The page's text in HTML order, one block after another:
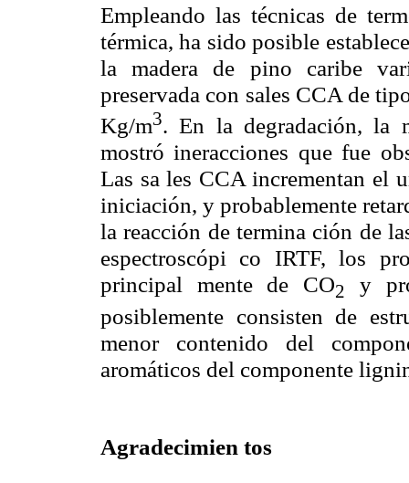
Empleando las técnicas de
térmica, ha sido posible
la madera de pino caribe
preservada con sales CCA de
Kg/m3. En la degradación, la
mostró ineracciones que fue
Las sa les CCA incrementan el
iniciación, y probablemente
la reacción de termina ción de
espectroscópi co IRTF, los
principal mente de CO2
y
posiblemente consisten de
menor contenido del
aromáticos del componente
Agradecimien tos